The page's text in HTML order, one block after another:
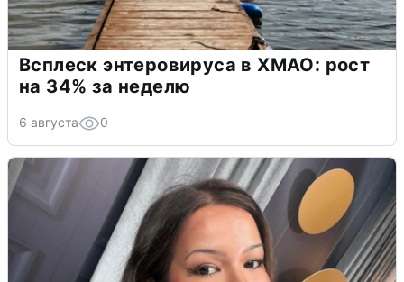
Всплеск энтеровируса в ХМАО: рост
на 34% за неделю
6 августа 0